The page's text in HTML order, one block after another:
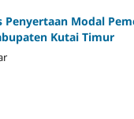
Penyertaan Modal
Kutai Timur